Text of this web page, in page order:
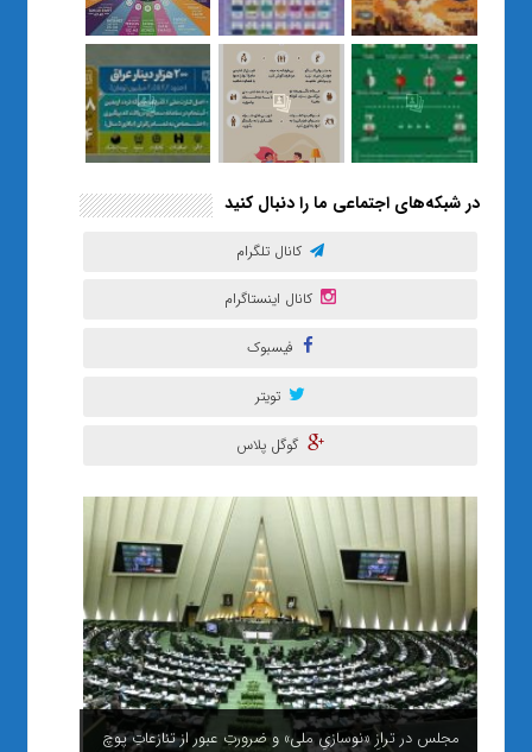
مصنوعی تهران
در شبکه‌های اجتماعی ما را دنبال کنید
کانال تلگرام
کانال اینستاگرام
فیسبوک
تویتر
گوگل پلاس
مجلس در ترازِ «نوسازیِ ملی» و ضرورتِ عبور از تنازعاتِ پوچ